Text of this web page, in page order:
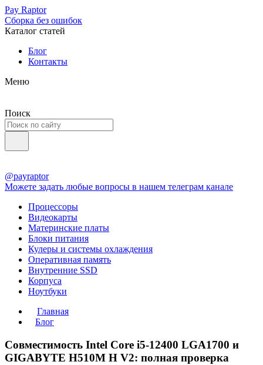
Pay Raptor
Сборка без ошибок
Каталог статей
Блог
Контакты
Меню
Поиск
@payraptor
Можете задать любые вопросы в нашем телеграм канале
Процессоры
Видеокарты
Материнские платы
Блоки питания
Кулеры и системы охлаждения
Оперативная память
Внутренние SSD
Корпуса
Ноутбуки
Главная
Блог
Совместимость Intel Core i5-12400 LGA1700 и
GIGABYTE H510M H V2: полная проверка